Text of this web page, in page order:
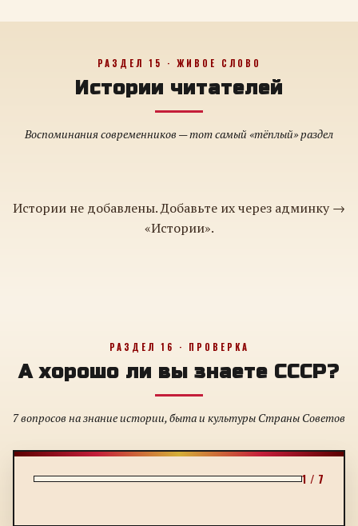
РАЗДЕЛ 15 · ЖИВОЕ СЛОВО
Истории читателей
Воспоминания современников — тот самый «тёплый» раздел
Истории не добавлены. Добавьте их через админку →
«Истории».
РАЗДЕЛ 16 · ПРОВЕРКА
А хорошо ли вы знаете СССР?
7 вопросов на знание истории, быта и культуры Страны Советов
1 / 7